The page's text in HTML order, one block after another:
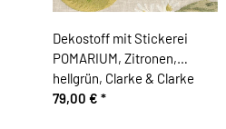
Dekostoff mit Stickerei
POMARIUM, Zitronen,
hellgrün, Clarke & Clarke
79,00 € *